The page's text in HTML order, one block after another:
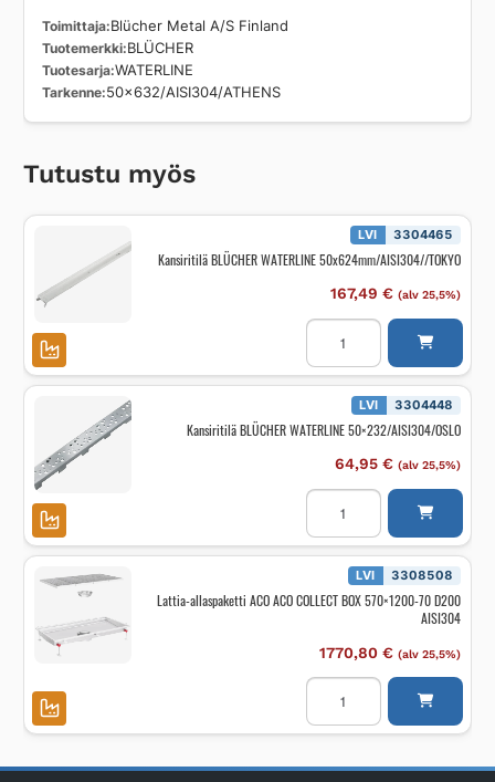
Toimittaja Blücher Metal A/S Finland
Tuotemerkki BLÜCHER
Tuotesarja WATERLINE
Tarkenne 50x632/AISI304/ATHENS
Tutustu myös
LVI 3304465
Kansiritilä BLÜCHER WATERLINE 50x624mm/AISI304//TOKYO
167,49 € (alv 25,5%)
Kansiritilä
BLÜCHER
WATERLINE
50x624mm/AISI304//
määrä
LVI 3304448
Kansiritilä BLÜCHER WATERLINE 50×232/AISI304/OSLO
64,95 € (alv 25,5%)
Kansiritilä
BLÜCHER
WATERLINE
50x232/AISI304/OSLO
määrä
LVI 3308508
Lattia-allaspaketti ACO ACO COLLECT BOX 570×1200-70 D200
AISI304
1770,80 € (alv 25,5%)
Lattia-
allaspaketti
ACO
570x1200-